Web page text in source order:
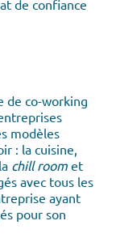
de confiance
de co-working
modèles
: la cuisine,
chill room et
avec tous les
ayant
pour son